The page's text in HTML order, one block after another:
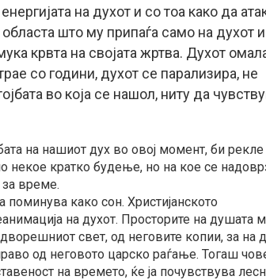
на духот и со тоа како да
што му припаѓа само на духот и
крвта на својата жртва. Духот
со години, духот се парализира, не
во која се нашол, ниту да
на нашиот дух во овој момент, би
некое кратко будење, но на кое се
за време.
поминува како сон. Христијанското
на духот. Просторите на душата
свет, од неговите копии, за на
од неговото царско раѓање. Тогаш
на времето, ќе ја почувствува